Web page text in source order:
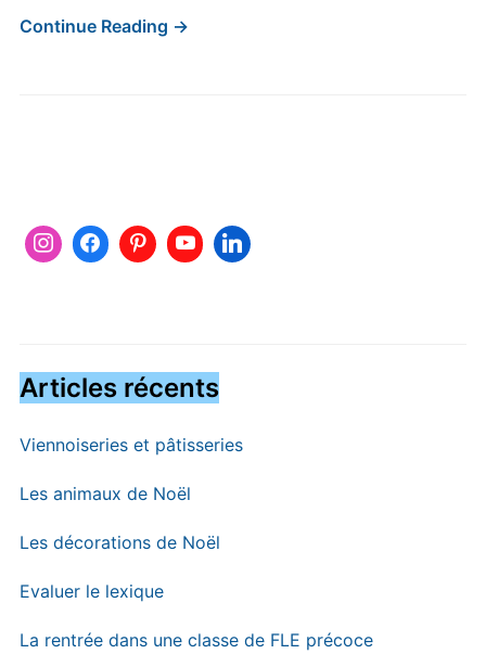
Continue Reading →
Articles récents
Viennoiseries et pâtisseries
Les animaux de Noël
Les décorations de Noël
Evaluer le lexique
La rentrée dans une classe de FLE précoce